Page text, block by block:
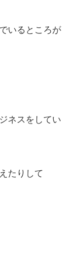
いるところが
ネスをしてい
たりして